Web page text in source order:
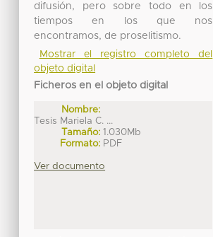
difusión, pero sobre todo en los
tiempos en los que nos
encontramos, de proselitismo.
Mostrar el registro completo del
objeto digital
Ficheros en el objeto digital
Nombre:
Tesis Mariela C. ...
Tamaño: 1.030Mb
Formato: PDF
Ver documento